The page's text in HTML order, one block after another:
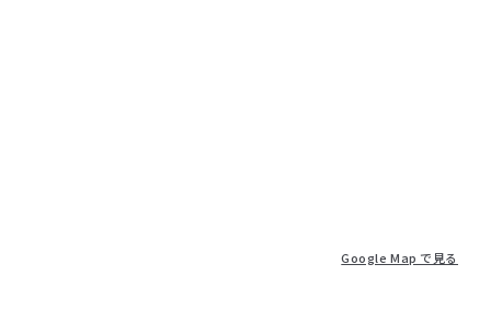
Google Map で見る